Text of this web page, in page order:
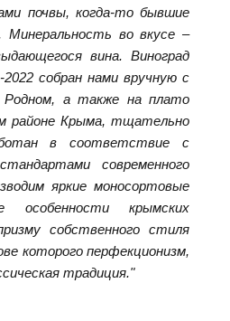
почвы, когда-то бывшие
Минеральность во вкусе –
вина. Виноград
2022 собран нами вручную c
Родном, а также на плато
районе Крыма, тщательно
в соответствие с
современного
яркие моносортовые
особенности крымских
собственного стиля
которого перфекционизм,
традиция."